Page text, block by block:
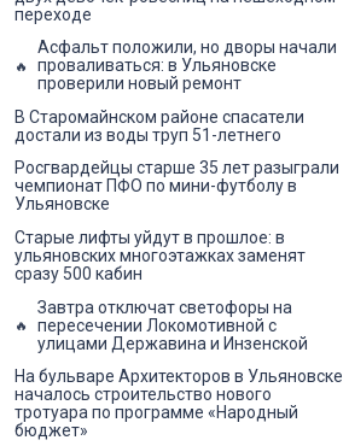
переходе
Асфальт положили, но дворы начали
проваливаться: в Ульяновске
проверили новый ремонт
В Старомайнском районе спасатели
достали из воды труп 51-летнего
Росгвардейцы старше 35 лет разыграли
чемпионат ПФО по мини-футболу в
Ульяновске
Старые лифты уйдут в прошлое: в
ульяновских многоэтажках заменят
сразу 500 кабин
Завтра отключат светофоры на
пересечении Локомотивной с
улицами Державина и Инзенской
На бульваре Архитекторов в Ульяновске
началось строительство нового
тротуара по программе «Народный
бюджет»